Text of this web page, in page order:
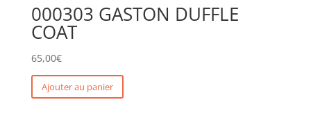
000303 GASTON DUFFLE
COAT
65,00€
Ajouter au panier